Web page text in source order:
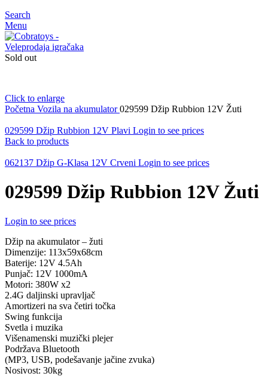
Search
Menu
Sold out
Click to enlarge
Početna Vozila na akumulator029599 Džip Rubbion 12V Žuti
029599 Džip Rubbion 12V Plavi Login to see prices
Back to products
062137 Džip G-Klasa 12V Crveni Login to see prices
029599 Džip Rubbion 12V Žuti
Login to see prices
Džip na akumulator – žuti
Dimenzije: 113x59x68cm
Baterije: 12V 4.5Ah
Punjač: 12V 1000mA
Motori: 380W x2
2.4G daljinski upravljač
Amortizeri na sva četiri točka
Swing funkcija
Svetla i muzika
Višenamenski muzički plejer
Podržava Bluetooth
(MP3, USB, podešavanje jačine zvuka)
Nosivost: 30kg